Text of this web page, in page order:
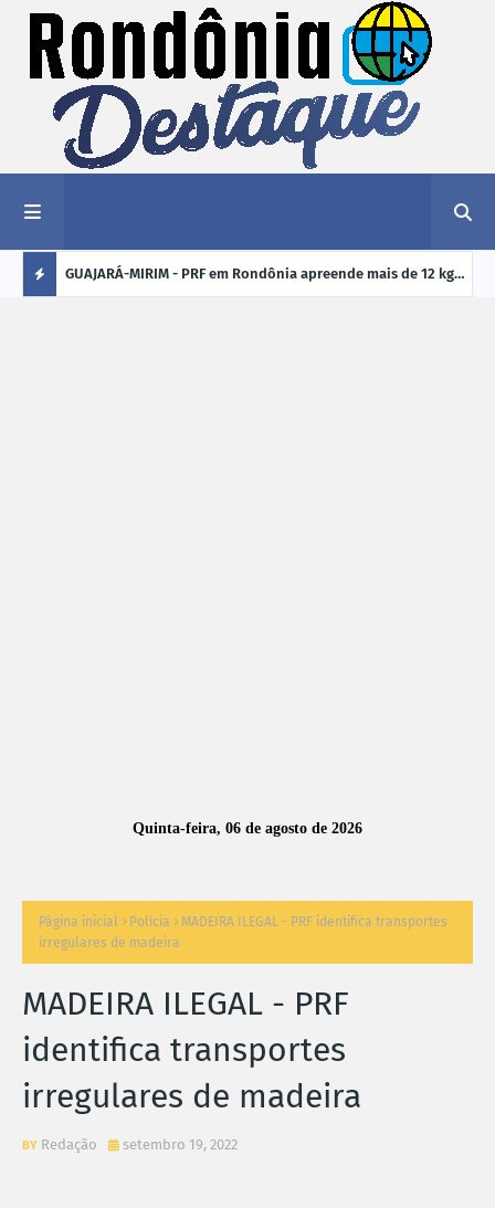
kg de GUAJARÁ-MIRIM - PRF em Rondônia apreende mais de 12 kg
Quinta-feira, 06 de agosto de 2026
Página inicial Polícia
MADEIRA ILEGAL - PRF identifica transportes
irregulares de madeira
MADEIRA ILEGAL - PRF
identifica transportes
irregulares de madeira
Redação setembro 19, 2022